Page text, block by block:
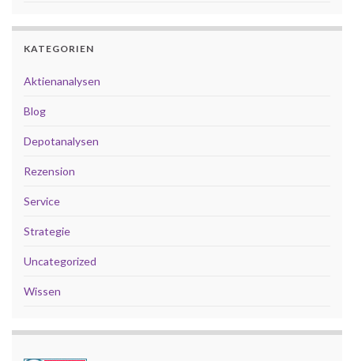
KATEGORIEN
Aktienanalysen
Blog
Depotanalysen
Rezension
Service
Strategie
Uncategorized
Wissen